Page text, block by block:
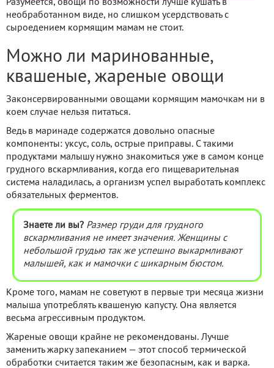
Разумеется, овощи по возможности лучше кушать в
необработанном виде, но слишком усердствовать с
сыроедением кормящим мамам не стоит.
Можно ли маринованные,
квашеные, жареные овощи
Законсервированными овощами кормящим мамочкам ни в
коем случае нельзя питаться.
Ведь в маринаде содержатся довольно опасные
компоненты: уксус, соль, острые приправы. С такими
продуктами малышу нужно знакомиться уже в самом конце
грудного вскармливания, когда его пищеварительная
система наладилась, а организм успел выработать комплекс
обязательных ферментов.
Знаете ли вы? Размер груди для грудного
вскармливания не имеет значения. Женщины с
небольшой грудью так же успешно выкармливают
малышей, как и мамочки с шикарным бюстом.
Кроме того, мамам не советуют в первые три месяца жизни
малыша употреблять квашеную капусту. Она является
весьма агрессивным продуктом.
Жареные овощи крайне не рекомендованы. Лучше
заменить жарку запеканием — этот способ термической
обработки считается таким же безопасным, как и варка.